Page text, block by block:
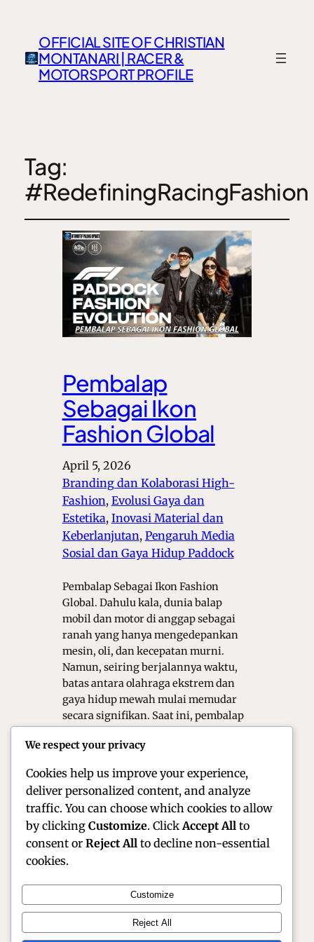
OFFICIAL SITE OF CHRISTIAN
MONTANARI | RACER &
MOTORSPORT PROFILE
Tag:
#RedefiningRacingFashion
Pembalap
Sebagai Ikon
Fashion Global
April 5, 2026
Branding dan Kolaborasi High-
Fashion, Evolusi Gaya dan
Estetika, Inovasi Material dan
Keberlanjutan, Pengaruh Media
Sosial dan Gaya Hidup Paddock
Pembalap Sebagai Ikon Fashion
Global. Dahulu kala, dunia balap
mobil dan motor di anggap sebagai
ranah yang hanya mengedepankan
mesin, oli, dan kecepatan murni.
Namun, seiring berjalannya waktu,
batas antara olahraga ekstrem dan
gaya hidup mewah mulai memudar
secara signifikan. Saat ini, pembalap
mereka melibas tikungan tajam,
Official Site of Christian Montanari | Racer &
Motorsport Profile
We respect your privacy
Cookies help us improve your experience,
deliver personalized content, and analyze
traffic. You can choose which cookies to allow
by clicking Customize. Click Accept All to
consent or Reject All to decline non-essential
cookies.
Customize
Reject All